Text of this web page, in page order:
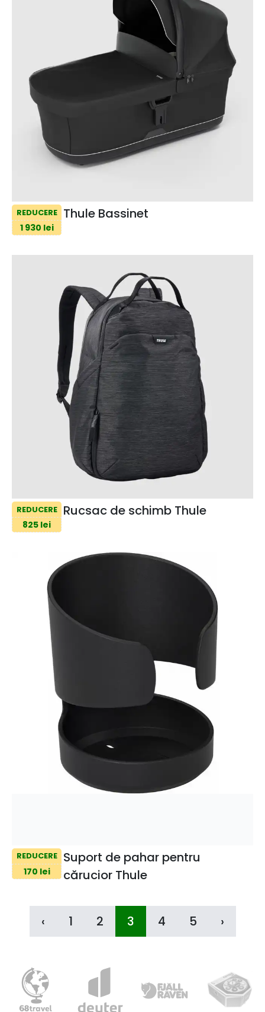
REDUCERE
1 930 lei
Thule Bassinet
REDUCERE
825 lei
Rucsac de schimb Thule
REDUCERE
170 lei
Suport de pahar pentru
cărucior Thule
‹ 1 2 3 4 5 ›